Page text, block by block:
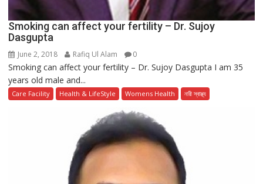
Smoking can affect your fertility – Dr. Sujoy
Dasgupta
June 2, 2018 Rafiq Ul Alam 0
Smoking can affect your fertility – Dr. Sujoy Dasgupta I am 35
years old male and...
Care Facility Health & LifeStyle Womens Health নারী স্বাস্থ্য